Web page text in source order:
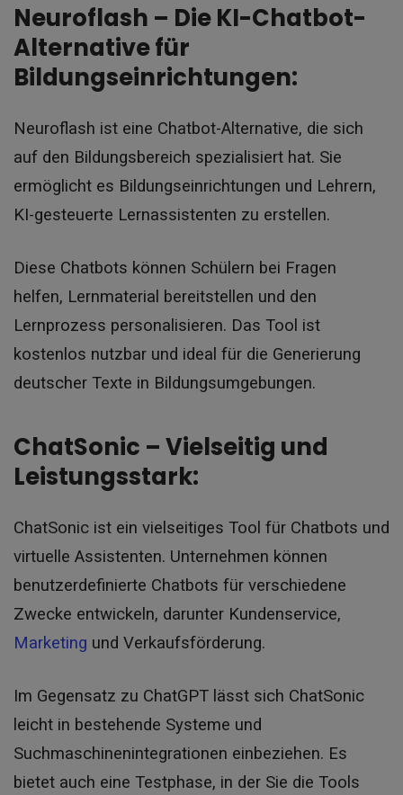
Neuroflash – Die KI-Chatbot-
Alternative für
Bildungseinrichtungen:
Neuroflash ist eine Chatbot-Alternative, die sich
auf den Bildungsbereich spezialisiert hat. Sie
ermöglicht es Bildungseinrichtungen und Lehrern,
KI-gesteuerte Lernassistenten zu erstellen.
Diese Chatbots können Schülern bei Fragen
helfen, Lernmaterial bereitstellen und den
Lernprozess personalisieren. Das Tool ist
kostenlos nutzbar und ideal für die Generierung
deutscher Texte in Bildungsumgebungen.
ChatSonic – Vielseitig und
Leistungsstark:
ChatSonic ist ein vielseitiges Tool für Chatbots und
virtuelle Assistenten. Unternehmen können
benutzerdefinierte Chatbots für verschiedene
Zwecke entwickeln, darunter Kundenservice,
Marketing und Verkaufsförderung.
Im Gegensatz zu ChatGPT lässt sich ChatSonic
leicht in bestehende Systeme und
Suchmaschinenintegrationen einbeziehen. Es
bietet auch eine Testphase, in der Sie die Tools